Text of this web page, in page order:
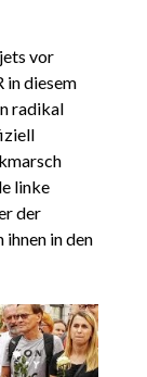
vor
in diesem
radikal
linke
der
ihnen in den